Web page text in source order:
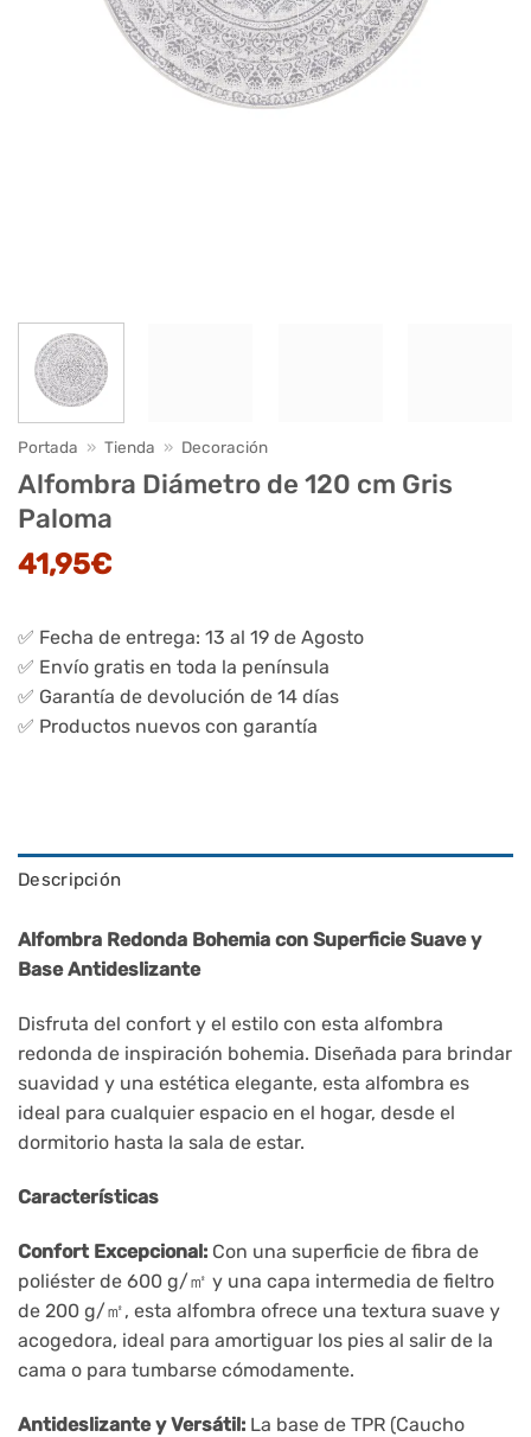
Portada » Tienda » Decoración
Alfombra Diámetro de 120 cm Gris
Paloma
41,95€
✅ Fecha de entrega: 13 al 19 de Agosto
✅ Envío gratis en toda la península
✅ Garantía de devolución de 14 días
✅ Productos nuevos con garantía
Descripción
Alfombra Redonda Bohemia con Superficie Suave y
Base Antideslizante
Disfruta del confort y el estilo con esta alfombra
redonda de inspiración bohemia. Diseñada para brindar
suavidad y una estética elegante, esta alfombra es
ideal para cualquier espacio en el hogar, desde el
dormitorio hasta la sala de estar.
Características
Confort Excepcional: Con una superficie de fibra de
poliéster de 600 g/㎡ y una capa intermedia de fieltro
de 200 g/㎡, esta alfombra ofrece una textura suave y
acogedora, ideal para amortiguar los pies al salir de la
cama o para tumbarse cómodamente.
Antideslizante y Versátil: La base de TPR (Caucho